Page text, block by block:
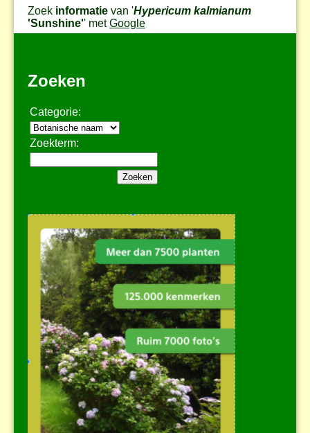
Zoek informatie van 'Hypericum kalmianum
'Sunshine'' metGoogle
Zoeken
Categorie:
Zoekterm: